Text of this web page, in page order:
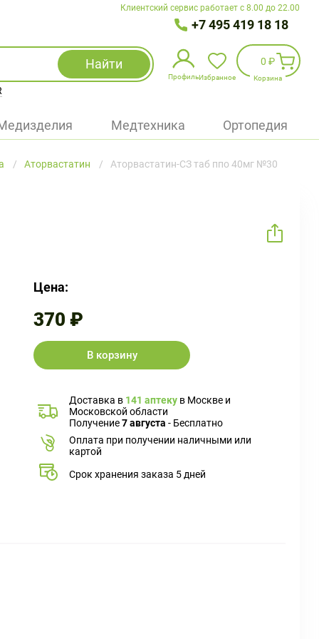
Клиентский сервис работает с 8.00 до 22.00
+7 495 419 18 18
Найти
Профиль
Избранное
Войти
Избранное
0 ₽
Корзина
Медтехника Ортопедия
Аторвастатин Аторвастатин-СЗ таб ппо 40мг №30
Цена:
370 ₽
В корзину
Доставка в 141 аптеку в Москве и
Московской области
Получение7 августа - Бесплатно
Оплата при получении наличными или
картой
Срок хранения заказа 5 дней